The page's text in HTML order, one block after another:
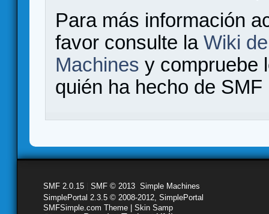
Para más información
favor consulte la Wiki
Machines y compruebe
quién ha hecho de
SMF 2.0.15 SMF © 2013 Simple Machines
SimplePortal 2.3.5 © 2008-2012, SimplePortal
SMFSimple.com Theme | Skin Samp